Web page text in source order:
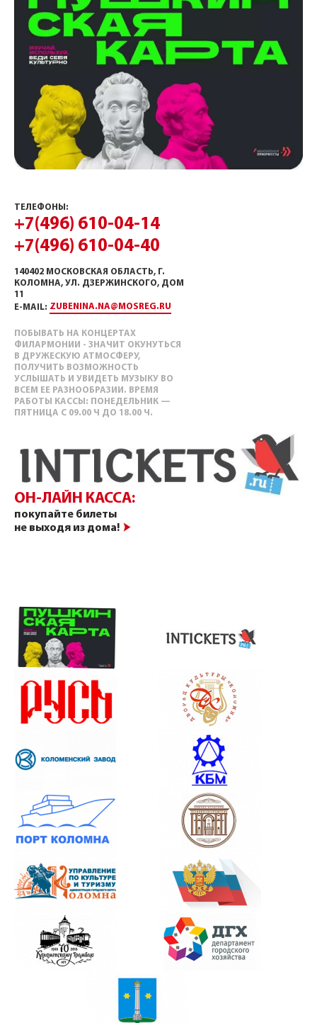
ТЕЛЕФОНЫ:
+7(496) 610-04-14
+7(496) 610-04-40
140402 МОСКОВСКАЯ ОБЛАСТЬ, Г.
КОЛОМНА, УЛ. ДЗЕРЖИНСКОГО, ДОМ
11
E-MAIL: ZUBENINA.NA@MOSREG.RU
ПОБЫВАТЬ НА КОНЦЕРТАХ
ФИЛАРМОНИИ - ЗНАЧИТ ОКУНУТЬСЯ
В ДРУЖЕСКУЮ АТМОСФЕРУ,
ПОЛУЧИТЬ ВОЗМОЖНОСТЬ
УСЛЫШАТЬ И УВИДЕТЬ МУЗЫКУ ВО
ВСЕМ ЕЕ РАЗНООБРАЗИИ. ВРЕМЯ
РАБОТЫ КАССЫ: ПОНЕДЕЛЬНИК —
ПЯТНИЦА С 09.00 Ч ДО 18.00 Ч.
ОН-ЛАЙН КАССА:
покупайте билеты
не выходя из дома!